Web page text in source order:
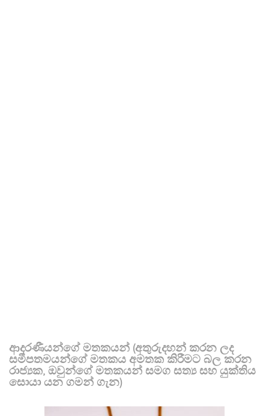
ආදරණීයන්ගේ මතකයන් (අතුරුදහන් කරන ලද
සමීපතමයන්ගේ මතකය අමතක කිරීමට බල කරන
රාජ්‍යක, ඔවුන්ගේ මතකයන් සමග සත්‍ය සහ යුක්තිය
සොයා යන ගමන් ගැන)